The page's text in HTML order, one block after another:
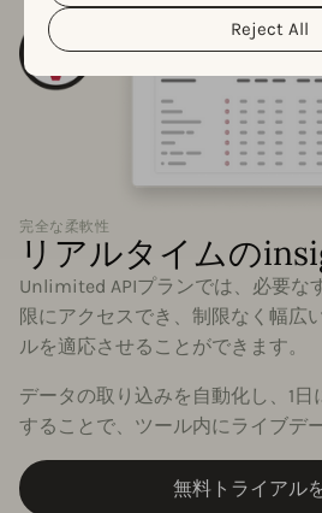
Reject All
完全な柔軟性
リアルタイムの
Unlimited APIプランでは、必要な
限にアクセスでき、制限なく幅広
ルを適応させることができます。
データの取り込みを自動化し、1
することで、ツール内にライブデ
無料トライアル